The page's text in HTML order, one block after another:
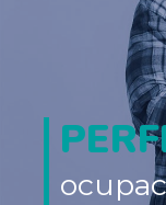
Miembros de
Gubernamentales
Asesor de
producción y